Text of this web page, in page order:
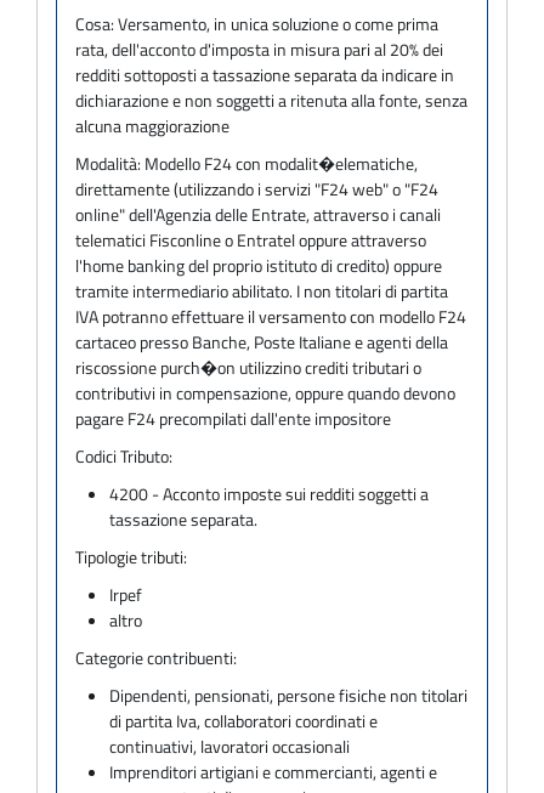
Cosa:Versamento, in unica soluzione o come prima
rata, dell'acconto d'imposta in misura pari al 20% dei
redditi sottoposti a tassazione separata da indicare in
dichiarazione e non soggetti a ritenuta alla fonte, senza
alcuna maggiorazione
Modalità: Modello F24 con modalit�elematiche,
direttamente (utilizzando i servizi "F24 web" o "F24
online" dell'Agenzia delle Entrate, attraverso i canali
telematici Fisconline o Entratel oppure attraverso
l'home banking del proprio istituto di credito) oppure
tramite intermediario abilitato. I non titolari di partita
IVA potranno effettuare il versamento con modello F24
cartaceo presso Banche, Poste Italiane e agenti della
riscossione purch�on utilizzino crediti tributari o
contributivi in compensazione, oppure quando devono
pagare F24 precompilati dall'ente impositore
Codici Tributo:
4200 - Acconto imposte sui redditi soggetti a
tassazione separata.
Tipologie tributi:
Irpef
altro
Categorie contribuenti:
Dipendenti, pensionati, persone fisiche non titolari
di partita Iva, collaboratori coordinati e
continuativi, lavoratori occasionali
Imprenditori artigiani e commercianti, agenti e